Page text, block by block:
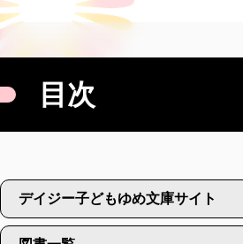
目次
デイジー子どもゆめ文庫サイト